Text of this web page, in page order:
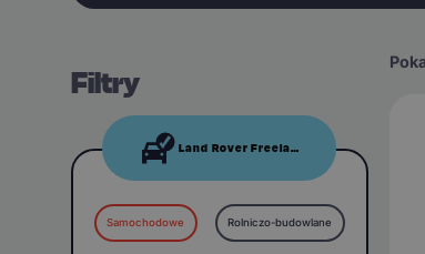
Filtry
Land Rover Freelander
Samochodowe Rolniczo-budowlane